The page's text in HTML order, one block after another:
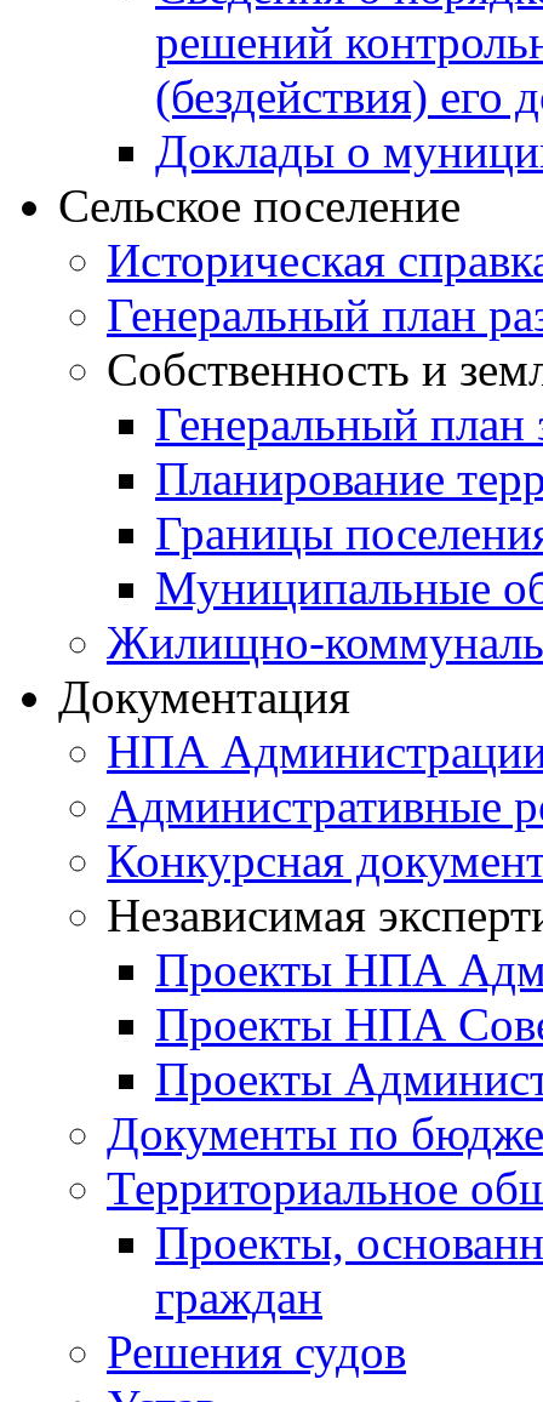
решений
(бездействия)
Доклады о
Сельское поселение
Историческая
Генеральный план
Собственность и
Генеральный план
Планирование
Границы
Муниципальные
Жилищно-
Документация
НПА
Административные
Конкурсная
Независимая
Проекты НПА
Проекты НПА
Проекты
Документы по
Территориальное
Проекты,
граждан
Решения судов